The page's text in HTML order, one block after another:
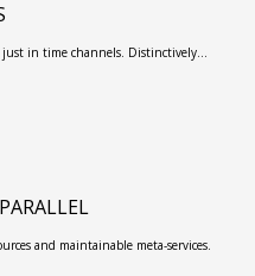
just in time channels. Distinctively…
and maintainable meta-services.